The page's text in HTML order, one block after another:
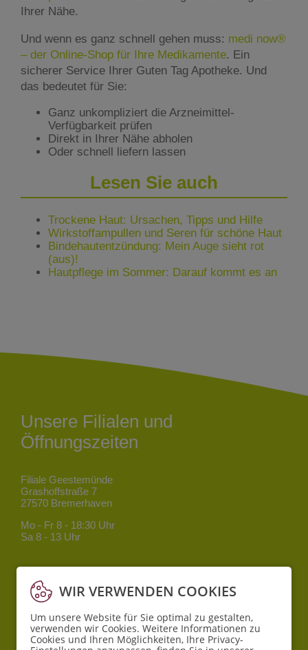
Ihrer Nähe.
Und wenn es ganz schnell gehen muss: medi now®
– der Online-Shop für Ihre Medikamente. Ein
sicherer Service Ihrer Guten Tag Apotheke. Und
das bedeutet für Sie:
Ganz unkompliziert die Arzneimittel-
Verfügbarkeit prüfen
Direkt in Ihrer Nähe abholen
Oder schnell liefern lassen
Lesen Sie auch
Trockene Haut: Ursachen, Tipps und Hilfe
Wirkstoffampullen und Seren für schöne Haut
Bindehautentzündung: Mein Auge sieht rot
(aus)!
Hautpflege im Sommer: Darauf kommt es an
Unsere Filialen und
Öffnungszeiten
Filiale Geestemünde
Grashoffstraße 7
27570 Bremerhaven
Mo - Fr 8 - 18:30 Uhr
Sa 8 - 13 Uhr
Bgm.-Smidt-Straße 34
27568 Bremerhaven
Mo - Fr8 - 18:30 Uhr
Sa10 - 16 Uhr
WIR VERWENDEN COOKIES
Um unsere Website für Sie optimal zu gestalten,
verwenden wir Cookies. Weitere Informationen zu
Cookies und Ihren Möglichkeiten, Ihre Privacy-